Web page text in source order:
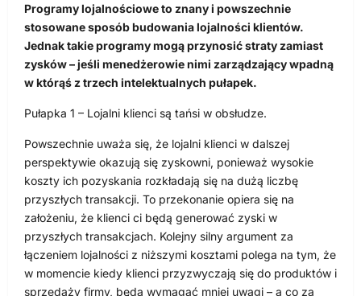
Programy lojalnościowe to znany i powszechnie
stosowane sposób budowania lojalności klientów.
Jednak takie programy mogą przynosić straty zamiast
zysków – jeśli menedżerowie nimi zarządzający wpadną
w którąś z trzech intelektualnych pułapek.
Pułapka 1 – Lojalni klienci są tańsi w obsłudze.
Powszechnie uważa się, że lojalni klienci w dalszej
perspektywie okazują się zyskowni, ponieważ wysokie
koszty ich pozyskania rozkładają się na dużą liczbę
przyszłych transakcji. To przekonanie opiera się na
założeniu, że klienci ci będą generować zyski w
przyszłych transakcjach. Kolejny silny argument za
łączeniem lojalności z niższymi kosztami polega na tym, że
w momencie kiedy klienci przyzwyczają się do produktów i
sprzedaży firmy, będą wymagać mniej uwagi – a co za